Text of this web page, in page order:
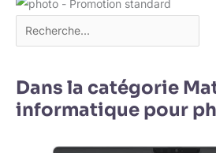
Dans la catégorie
informatique pour